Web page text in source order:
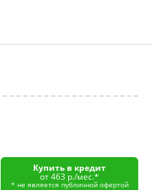
Купить в кредит
от 463 р./мес.*
* не является публичной офертой